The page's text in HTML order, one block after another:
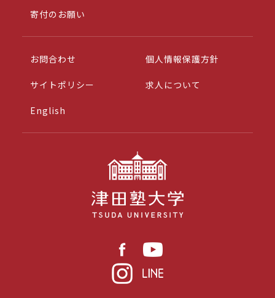
寄付のお願い
お問合わせ 個人情報保護方針
サイトポリシー 求人について
English